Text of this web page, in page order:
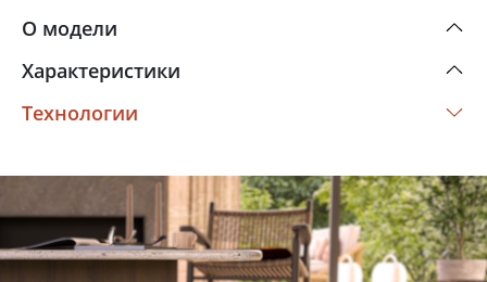
О модели
Характеристики
Технологии